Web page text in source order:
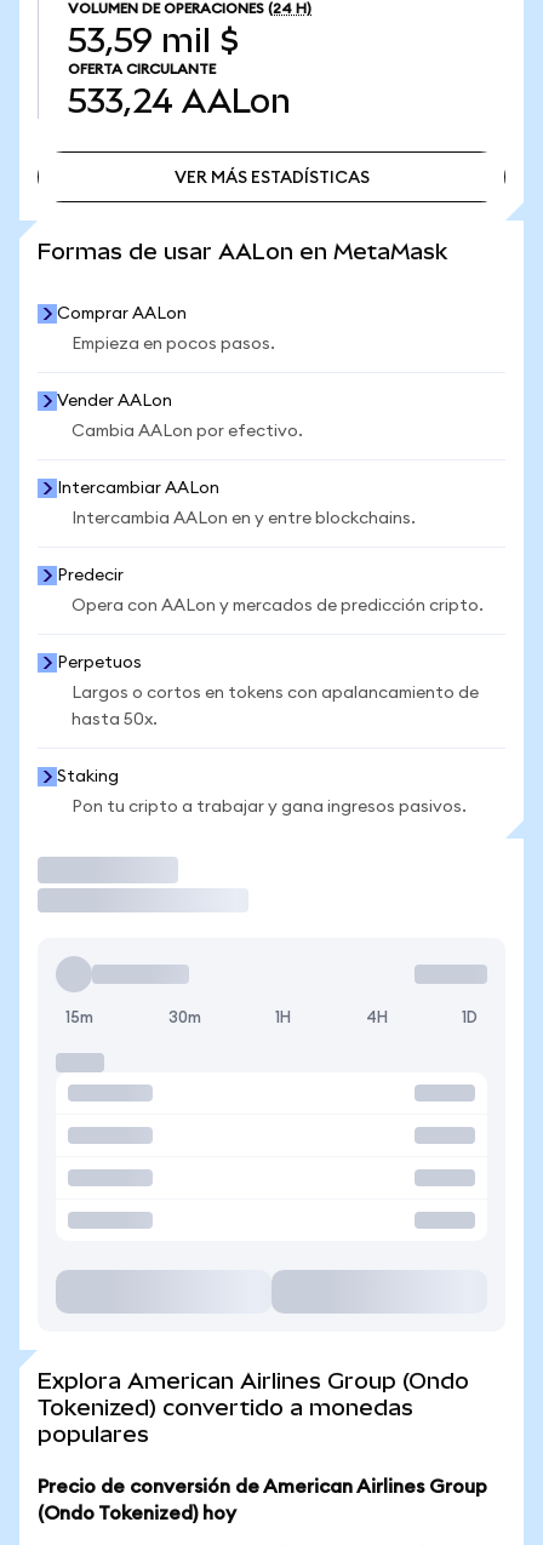
VOLUMEN DE OPERACIONES (24 H)
53,59 mil $
OFERTA CIRCULANTE
533,24 AALon
VER MÁS ESTADÍSTICAS
Formas de usar AALon en MetaMask
Comprar AALon
Empieza en pocos pasos.
Vender AALon
Cambia AALon por efectivo.
Intercambiar AALon
Intercambia AALon en y entre blockchains.
Predecir
Opera con AALon y mercados de predicción cripto.
Perpetuos
Largos o cortos en tokens con apalancamiento de
hasta 50x.
Staking
Pon tu cripto a trabajar y gana ingresos pasivos.
15m 30m 1H 4H 1D
Explora American Airlines Group (Ondo
Tokenized) convertido a monedas
populares
Precio de conversión de American Airlines Group
(Ondo Tokenized) hoy